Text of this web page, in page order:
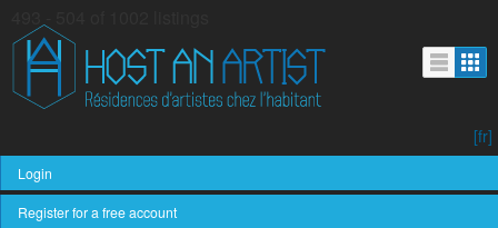
Login
Register for a free account
[fr]